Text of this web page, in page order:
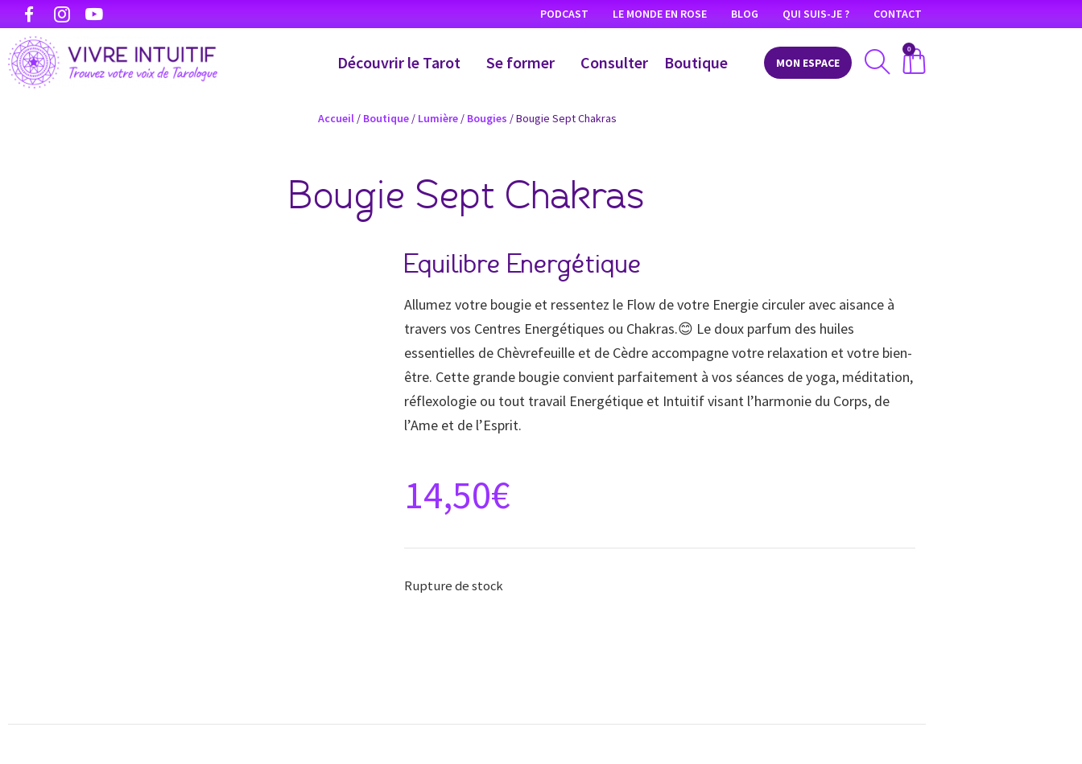
PODCAST LE MONDE EN ROSE BLOG QUI SUIS-JE ? CONTACT
Découvrir le Tarot Se former Consulter Boutique MON ESPACE
0
Accueil/ Boutique/ Lumière/ Bougies / Bougie Sept Chakras
Bougie Sept Chakras
Equilibre Energétique
Allumez votre bougie et ressentez le Flow de votre Energie circuler avec aisance à
travers vos Centres Energétiques ou Chakras.😊 Le doux parfum des huiles
essentielles de Chèvrefeuille et de Cèdre accompagne votre relaxation et votre bien-
être. Cette grande bougie convient parfaitement à vos séances de yoga, méditation,
réflexologie ou tout travail Energétique et Intuitif visant l’harmonie du Corps, de
l’Ame et de l’Esprit.
14,50€
Rupture de stock